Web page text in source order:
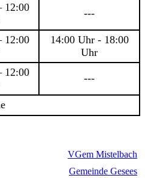
12:00
---
12:00
14:00 Uhr - 18:00
Uhr
12:00
---
VGem Mistelbach
Gemeinde Gesees